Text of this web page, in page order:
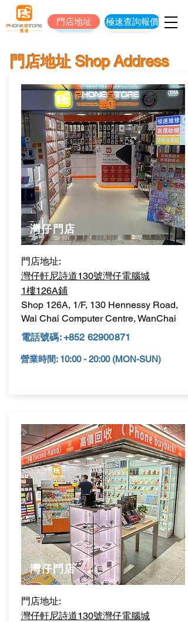
立即預約維修
門店地址
門店地址 極速查詢報價
​門店地址 Shop Address
​灣仔門店
門店地址:
灣仔軒尼詩道130號灣仔電腦城
1樓126A鋪
Shop 126A, 1/F, 130 Hennessy Road,
Wai Chai Computer Centre, WanChai
電話號碼:+852 62900871
營業時間: 10:00 - 20:00 (MON-SUN)
​灣仔門店
門店地址:
灣仔軒尼詩道130號灣仔電腦城